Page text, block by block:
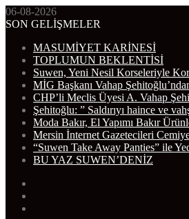
06-08-2026
SON GELİŞMELER
MASUMİYET KARİNESİ
TOPLUMUN BEKLENTİSİ
Suwen, Yeni Nesil Korseleriyle
MİG Başkanı Vahap
CHP’li Meclis Üyesi A. Vahap
Şehitoğlu: ” Saldırıyı haince ve
Moda Bakır, El Yapımı Bakır
Mersin İnternet Gazetecileri
“Suwen Take Away Panties” ile
BU YAZ SUWEN’DENİZ